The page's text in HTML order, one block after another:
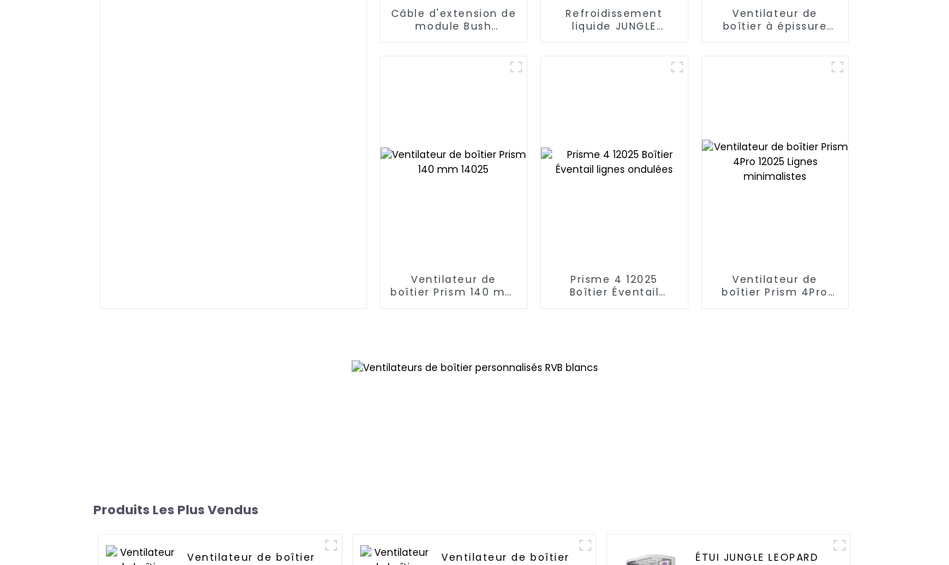
Câble d'extension de
module Bush
Refroidissement
liquide JUNGLE
Ventilateur de
boîtier à épissure
Ventilateur de
boîtier Prism 140 mm
Prisme 4 12025
Boîtier Éventail
Ventilateur de
boîtier Prism 4Pro
Produits Les Plus Vendus
Ventilateur de boîtier
Ventilateur de boîtier
ÉTUI JUNGLE LEOPARD